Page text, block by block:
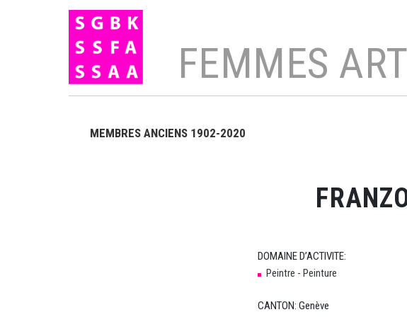
FEMMES
MEMBRES ANCIENS 1902-2020
DOMAINE D’ACTIVITE:
Peintre - Peinture
CANTON: Genève